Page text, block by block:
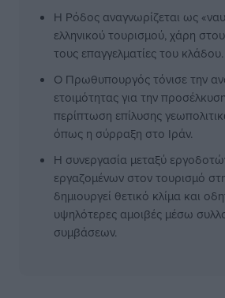
Η Ρόδος αναγνωρίζεται ως
ελληνικού τουρισμού, χάρη
τους επαγγελματίες του κλάδου.
Ο Πρωθυπουργός τόνισε την
ετοιμότητας για την
περίπτωση επίλυσης
όπως η σύρραξη στο Ιράν.
Η συνεργασία μεταξύ
εργαζομένων στον τουρισμό
δημιουργεί θετικό κλίμα και
υψηλότερες αμοιβές μέσω
συμβάσεων.